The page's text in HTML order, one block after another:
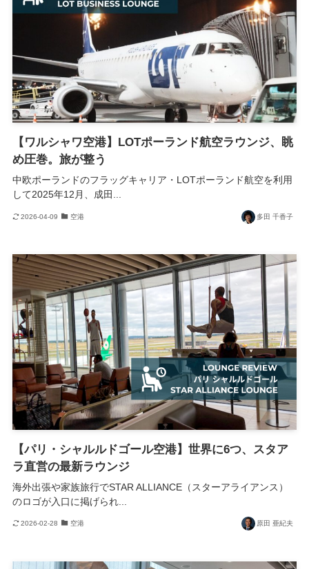
【ワルシャワ空港】LOTポーランド航空ラウンジ、眺
め圧巻。旅が整う
中欧ポーランドのフラッグキャリア・LOTポーランド航空を利用
して2025年12月、成田...
2026-04-09 空港 多田 千香子
【パリ・シャルルドゴール空港】世界に6つ、スタア
ラ直営の最新ラウンジ
海外出張や家族旅行でSTAR ALLIANCE（スターアライアンス）
のロゴが入口に掲げられ...
2026-02-28 空港 原田 亜紀夫